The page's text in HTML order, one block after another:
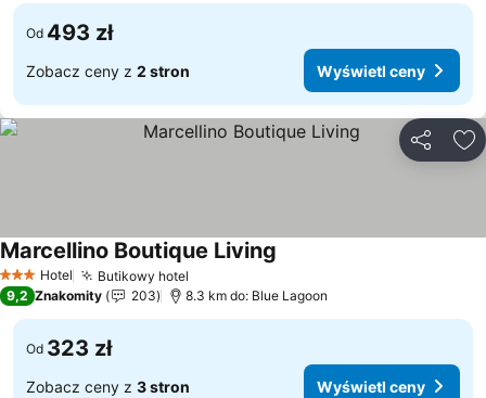
Od 493 zł
Zobacz ceny z 2 stron Wyświetl ceny
3 Kategoria
Hotel Butikowy hotel
Marcellino Boutique Living
9,2 Znakomity 203 8.3 km do: Blue Lagoon
Od 323 zł
Zobacz ceny z 3 stron Wyświetl ceny